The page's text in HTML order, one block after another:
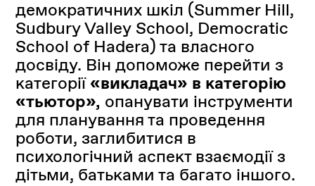
демократичних шкіл (Summer Hill,
Sudbury Valley School, Democratic
School of Hadera) та власного
досвіду. Він допоможе перейти з
категорії «викладач» в категорію
«тьютор», опанувати інструменти
для планування та проведення
роботи, заглибитися в
психологічний аспект взаємодії з
дітьми, батьками та багато іншого.